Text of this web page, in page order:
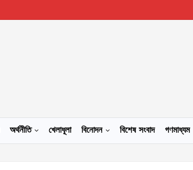
অর্থনীতি খেলাধূলা বিনোদন বিশেষ সংবাদ গণমাধ্যম